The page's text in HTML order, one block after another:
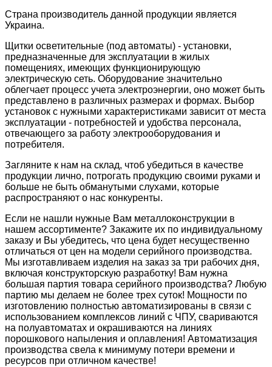
Страна производитель данной продукции является
Украина.
Щитки осветительные (под автоматы) - установки,
предназначенные для эксплуатации в жилых
помещениях, имеющих функционирующую
электрическую сеть. Оборудование значительно
облегчает процесс учета электроэнергии, оно может быть
представлено в различных размерах и формах. Выбор
установок с нужными характеристиками зависит от места
эксплуатации - потребностей и удобства персонала,
отвечающего за работу электрооборудования и
потребителя.
Загляните к нам на склад, чтоб убедиться в качестве
продукции лично, потрогать продукцию своими руками и
больше не быть обманутыми слухами, которые
распространяют о нас конкуренты.
Если не нашли нужные Вам металлоконструкции в
нашем ассортименте? Закажите их по индивидуальному
заказу и Вы убедитесь, что цена будет несущественно
отличаться от цен на модели серийного производства.
Мы изготавливаем изделия на заказ за три рабочих дня,
включая конструкторскую разработку! Вам нужна
большая партия товара серийного производства? Любую
партию мы делаем не более трех суток! Мощности по
изготовлению полностью автоматизированы в связи с
использованием комплексов линий с ЧПУ, свариваются
на полуавтоматах и окрашиваются на линиях
порошкового напыления и оплавления! Автоматизация
производства свела к минимуму потери времени и
ресурсов при отличном качестве!